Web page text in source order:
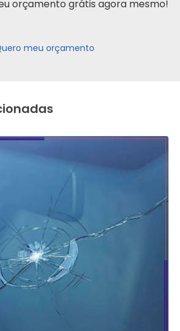
orçamento grátis agora mesmo!
meu orçamento